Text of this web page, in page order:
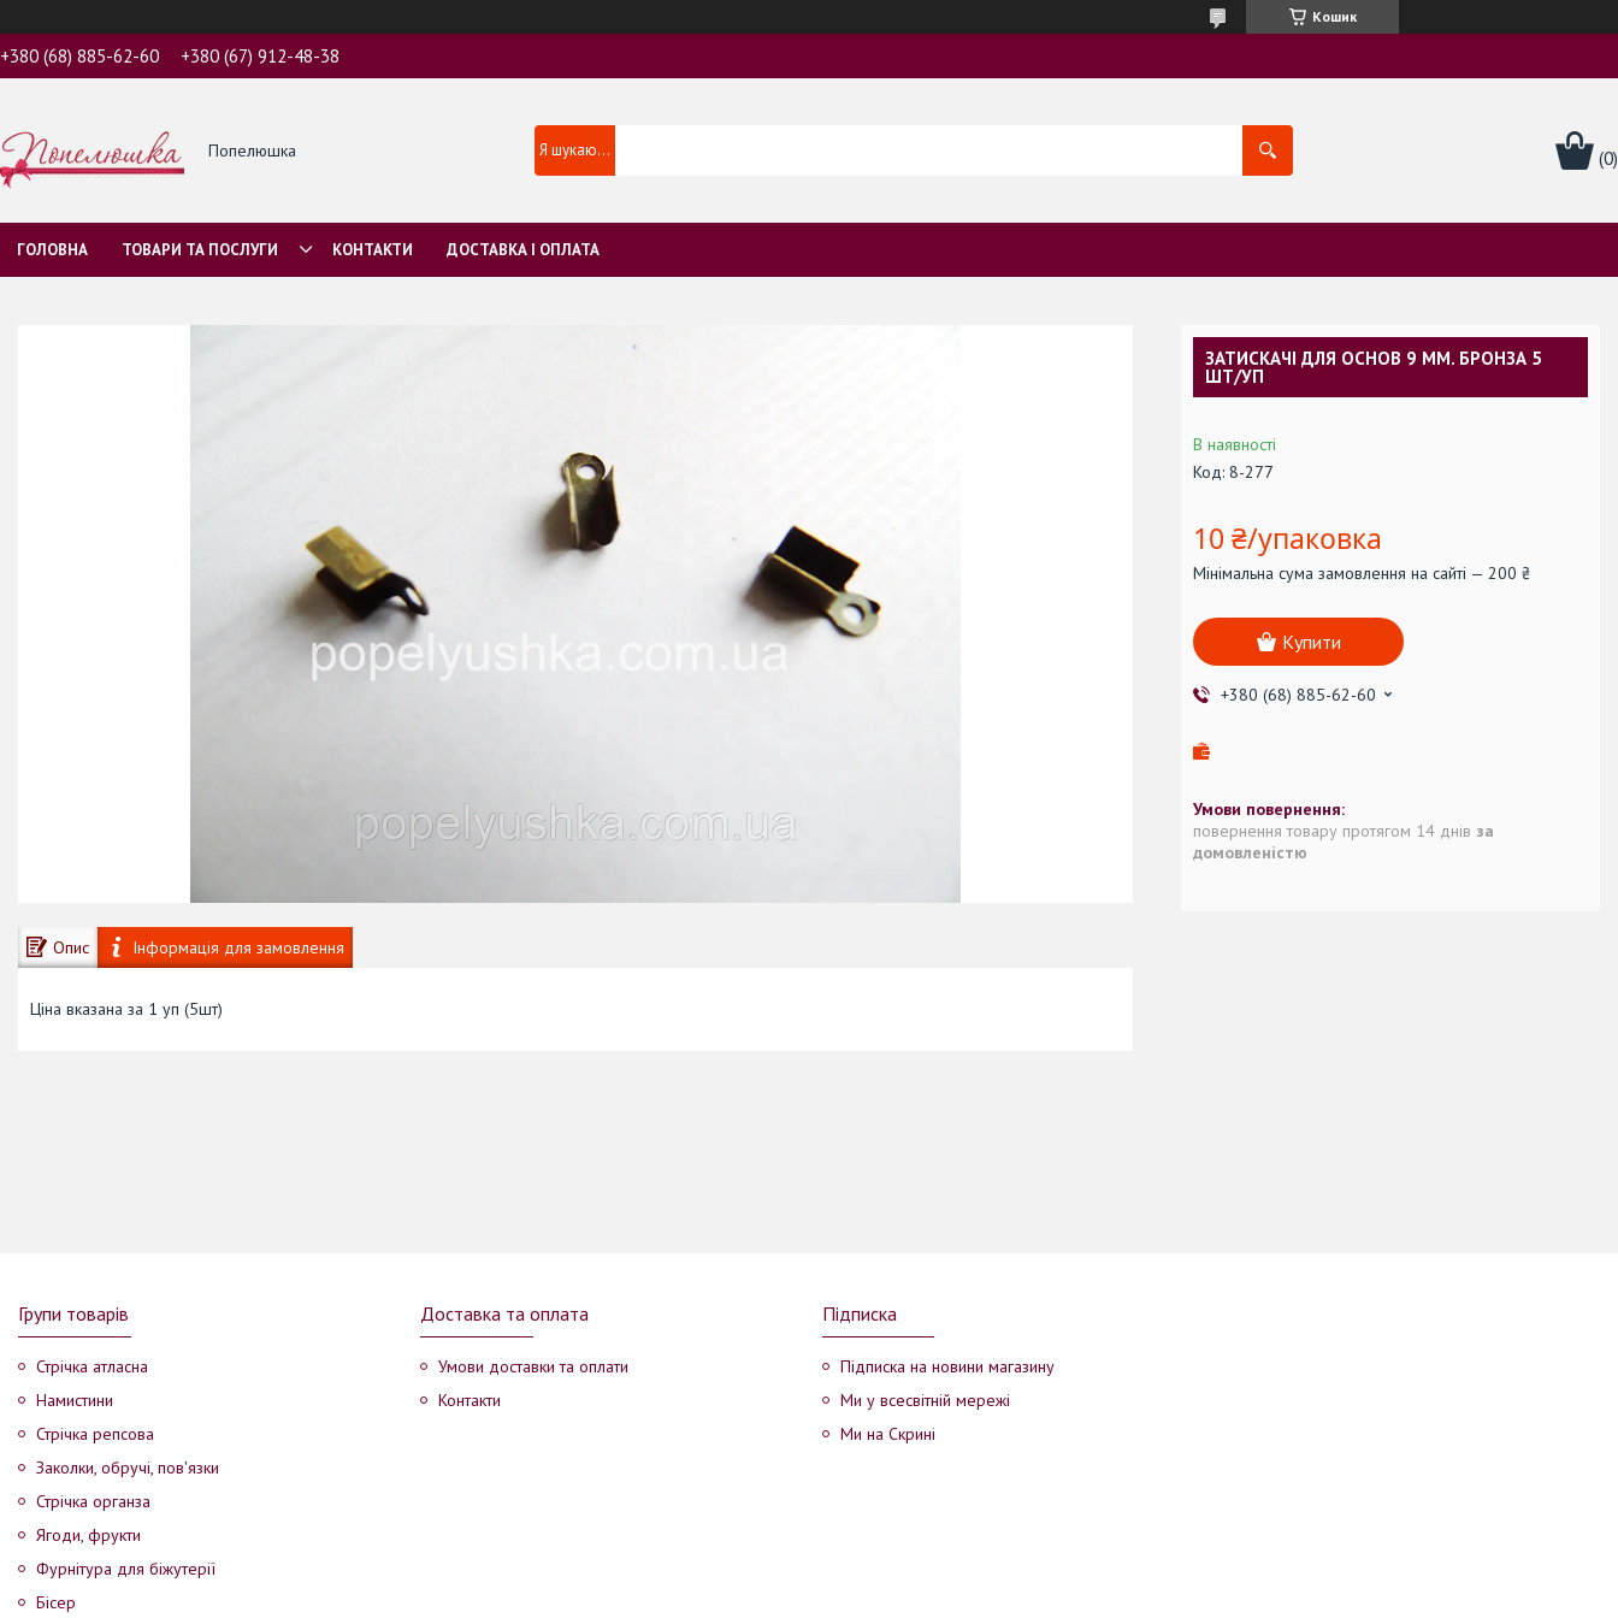
Кошик
+380 (68) 885-62-60 +380 (67) 912-48-38
Попелюшка
ГОЛОВНА ТОВАРИ ТА ПОСЛУГИ КОНТАКТИ ДОСТАВКА І ОПЛАТА
Опис Інформація для замовлення
Ціна вказана за 1 уп (5шт)
ЗАТИСКАЧІ ДЛЯ ОСНОВ 9 ММ. БРОНЗА 5
ШТ/УП
В наявності
Код: 8-277
10 ₴/упаковка
Мінімальна сума замовлення на сайті — 200 ₴
Купити
+380 (68) 885-62-60
повернення товару протягом 14 днів за
домовленістю
Групи товарів
Стрічка атласна
Намистини
Стрічка репсова
Заколки, обручі, пов'язки
Стрічка органза
Ягоди, фрукти
Фурнітура для біжутерії
Бісер
Доставка та оплата
Умови доставки та оплати
Контакти
Підписка
Підписка на новини магазину
Ми у всесвітній мережі
Ми на Скрині